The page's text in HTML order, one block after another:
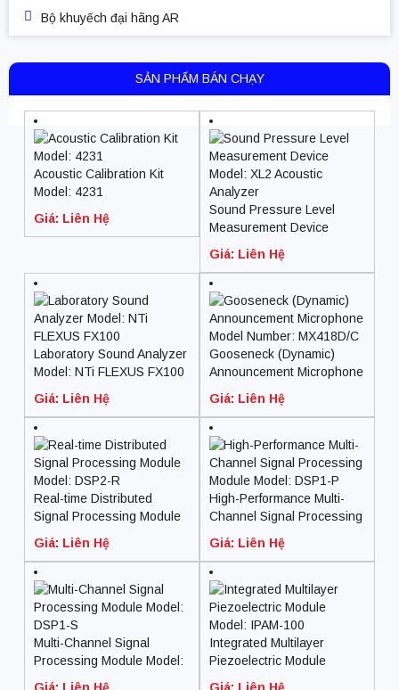
Bộ khuyếch đại hãng AR
SẢN PHẨM BÁN CHẠY
Acoustic Calibration Kit
Model: 4231
Giá: Liên Hệ
Sound Pressure Level
Measurement Device
Analyzer
Giá: Liên Hệ
Laboratory Sound Analyzer
Model: NTi FLEXUS FX100
Giá: Liên Hệ
Gooseneck (Dynamic)
Announcement Microphone
Giá: Liên Hệ
Real-time Distributed
Signal Processing Module
Giá: Liên Hệ
High-Performance Multi-
Channel Signal Processing
Giá: Liên Hệ
Multi-Channel Signal
Processing Module Model:
Giá: Liên Hệ
Integrated Multilayer
Piezoelectric Module
Giá: Liên Hệ